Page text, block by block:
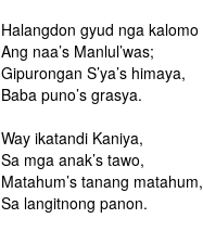
Halangdon gyud nga kalomo
Ang naa’s Manlul’was;
Gipurongan S’ya’s himaya,
Baba puno’s grasya.
Way ikatandi Kaniya,
Sa mga anak’s tawo,
Matahum’s tanang matahum,
Sa langitnong panon.